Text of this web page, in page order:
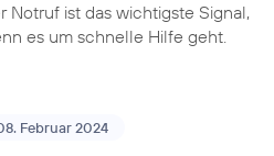
Notruf ist das wichtigste Signal,
es um schnelle Hilfe geht.
Februar 2024